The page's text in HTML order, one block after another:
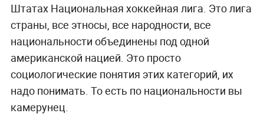
Штатах Национальная хоккейная лига. Это лига
страны, все этносы, все народности, все
национальности объединены под одной
американской нацией. Это просто
социологические понятия этих категорий, их
надо понимать. То есть по национальности вы
камерунец.